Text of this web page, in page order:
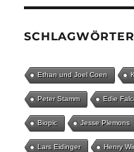
Ethan und Joel Coen
Peter Stamm Edie
Biopic Jesse Plemons
Lars Eidinger Henry